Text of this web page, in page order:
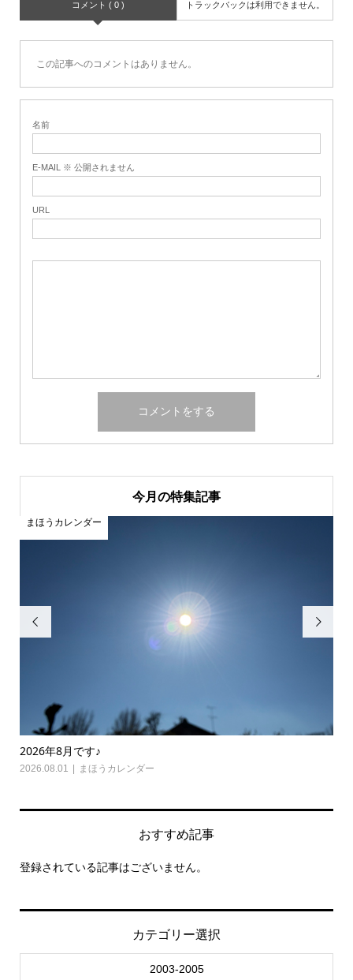
コメント ( 0 ) トラックバックは利用できません。
この記事へのコメントはありません。
名前
E-MAIL ※ 公開されません
URL
今月の特集記事

2026年8月です♪
2026.08.01 まほうカレンダー
まほうカレンダー

おすすめ記事
登録されている記事はございません。
カテゴリー選択
2003-2005